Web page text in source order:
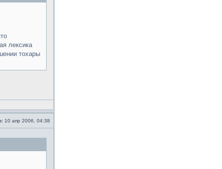
лексика
тохары
10 апр 2006, 04:38